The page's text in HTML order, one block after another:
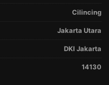
Cilincing
Jakarta Utara
DKI Jakarta
14130